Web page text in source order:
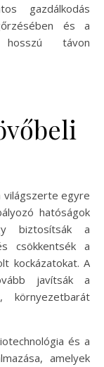
gazdálkodás
és a
távon
világszerte egyre
hatóságok
biztosítsák a
csökkentsék a
kockázatokat. A
javítsák a
környezetbarát
és a
amelyek